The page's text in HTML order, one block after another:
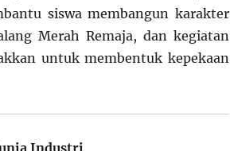
siswa membangun karakter
Merah Remaja, dan kegiatan
untuk membentuk kepekaan
Industri